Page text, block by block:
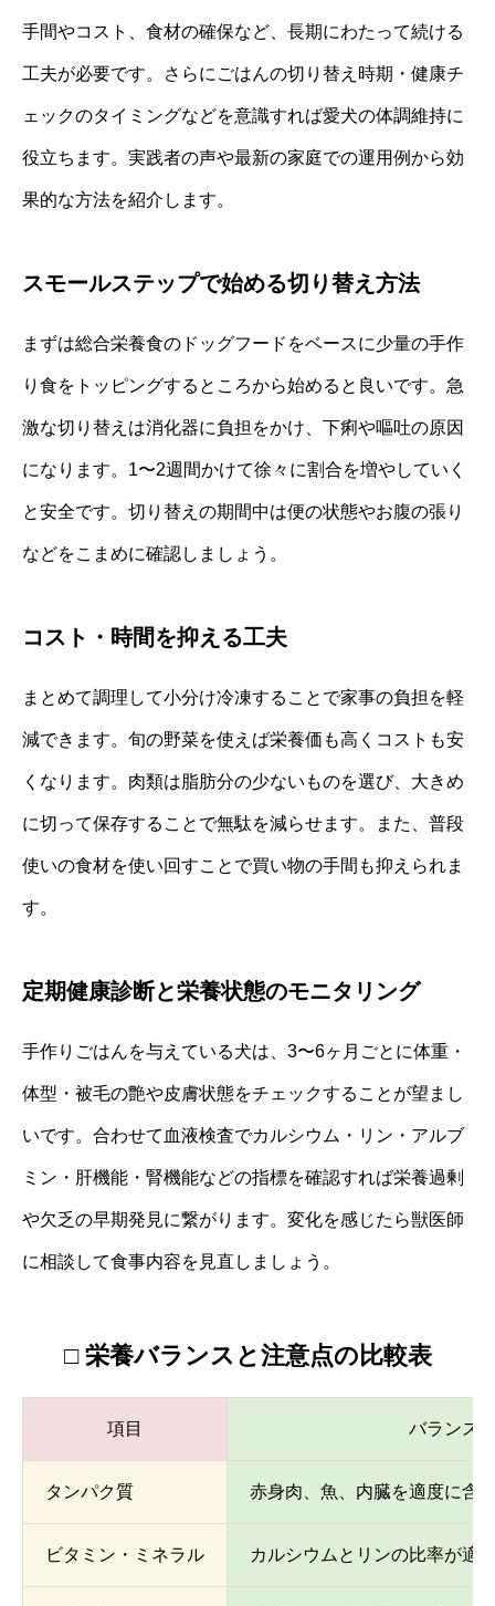
手間やコスト、食材の確保など、長期にわたって続ける
工夫が必要です。さらにごはんの切り替え時期・健康チ
ェックのタイミングなどを意識すれば愛犬の体調維持に
役立ちます。実践者の声や最新の家庭での運用例から効
果的な方法を紹介します。
スモールステップで始める切り替え方法
まずは総合栄養食のドッグフードをベースに少量の手作
り食をトッピングするところから始めると良いです。急
激な切り替えは消化器に負担をかけ、下痢や嘔吐の原因
になります。1〜2週間かけて徐々に割合を増やしていく
と安全です。切り替えの期間中は便の状態やお腹の張り
などをこまめに確認しましょう。
コスト・時間を抑える工夫
まとめて調理して小分け冷凍することで家事の負担を軽
減できます。旬の野菜を使えば栄養価も高くコストも安
くなります。肉類は脂肪分の少ないものを選び、大きめ
に切って保存することで無駄を減らせます。また、普段
使いの食材を使い回すことで買い物の手間も抑えられま
す。
定期健康診断と栄養状態のモニタリング
手作りごはんを与えている犬は、3〜6ヶ月ごとに体重・
体型・被毛の艶や皮膚状態をチェックすることが望まし
いです。合わせて血液検査でカルシウム・リン・アルブ
ミン・肝機能・腎機能などの指標を確認すれば栄養過剰
や欠乏の早期発見に繋がります。変化を感じたら獣医師
に相談して食事内容を見直しましょう。
□ 栄養バランスと注意点の比較表
項目 バランス
タンパク質 赤身肉、魚、内臓を適度に含
ビタミン・ミネラル カルシウムとリンの比率が適